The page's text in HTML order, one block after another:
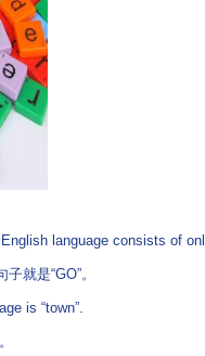
language consists of
就是“GO”。
is “town”.